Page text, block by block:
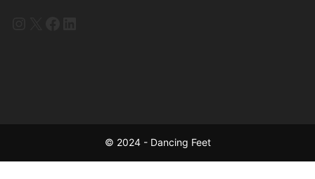
© 2024 - Dancing Feet